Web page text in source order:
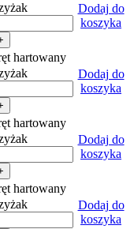
Dodaj do
koszyka
hartowany
Dodaj do
koszyka
hartowany
Dodaj do
koszyka
hartowany
Dodaj do
koszyka